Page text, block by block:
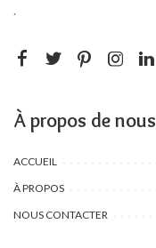
.
À propos de nous
ACCUEIL
À PROPOS
NOUS CONTACTER